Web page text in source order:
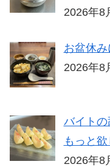
2026年8
お盆休
2026年8
バイト
もっと
2026年8